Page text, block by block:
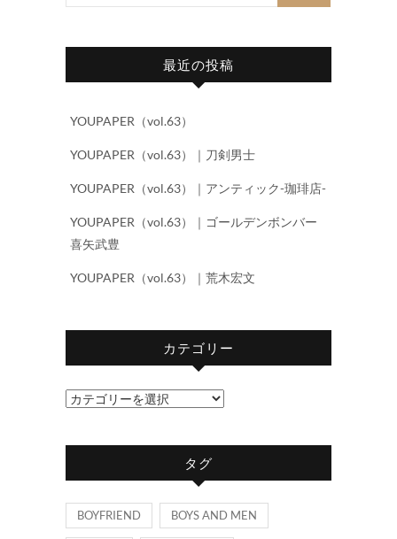
最近の投稿
YOUPAPER（vol.63）
YOUPAPER（vol.63）｜刀剣男士
YOUPAPER（vol.63）｜アンティック-珈琲店-
YOUPAPER（vol.63）｜ゴールデンボンバー
喜矢武豊
YOUPAPER（vol.63）｜荒木宏文
カテゴリー
カ
ゴ
タグ
BOYFRIEND BOYS AND MEN